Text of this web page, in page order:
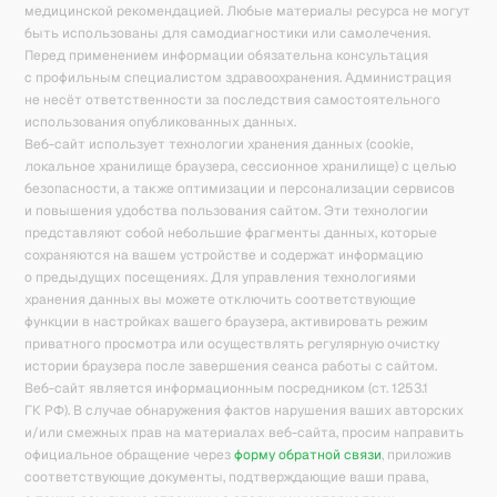
медицинской рекомендацией. Любые материалы ресурса не могут
быть использованы для самодиагностики или самолечения.
Перед применением информации обязательна консультация
с профильным специалистом здравоохранения. Администрация
не несёт ответственности за последствия самостоятельного
использования опубликованных данных.
Веб-сайт использует технологии хранения данных (cookie,
локальное хранилище браузера, сессионное хранилище) с целью
безопасности, а также оптимизации и персонализации сервисов
и повышения удобства пользования сайтом. Эти технологии
представляют собой небольшие фрагменты данных, которые
сохраняются на вашем устройстве и содержат информацию
о предыдущих посещениях. Для управления технологиями
хранения данных вы можете отключить соответствующие
функции в настройках вашего браузера, активировать режим
приватного просмотра или осуществлять регулярную очистку
истории браузера после завершения сеанса работы с сайтом.
Веб-сайт является информационным посредником (ст. 1253.1
ГК РФ). В случае обнаружения фактов нарушения ваших авторских
и/или смежных прав на материалах веб-сайта, просим направить
официальное обращение через форму обратной связи, приложив
соответствующие документы, подтверждающие ваши права,